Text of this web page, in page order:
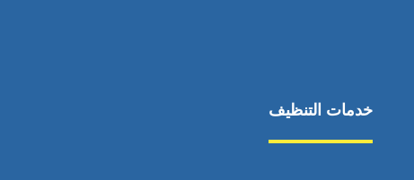
خدمات التنظيف